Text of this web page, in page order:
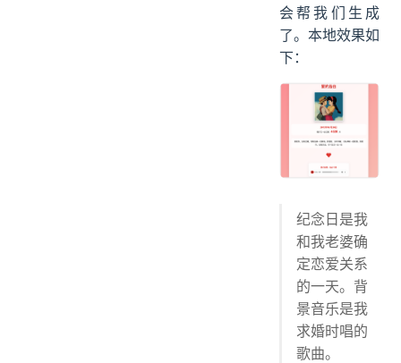
会帮我们生成
了。本地效果如
下：
纪念日是我
和我老婆确
定恋爱关系
的一天。背
景音乐是我
求婚时唱的
歌曲。